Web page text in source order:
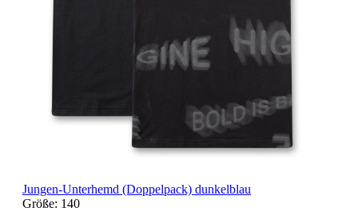
Jungen-Unterhemd (Doppelpack) dunkelblau
Größe: 140